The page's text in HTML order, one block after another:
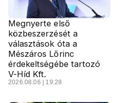
Megnyerte első
közbeszerzését a
választások óta a
Mészáros Lőrinc
érdekeltségébe tartozó
V-Híd Kft.
2026.08.06 | 19:28